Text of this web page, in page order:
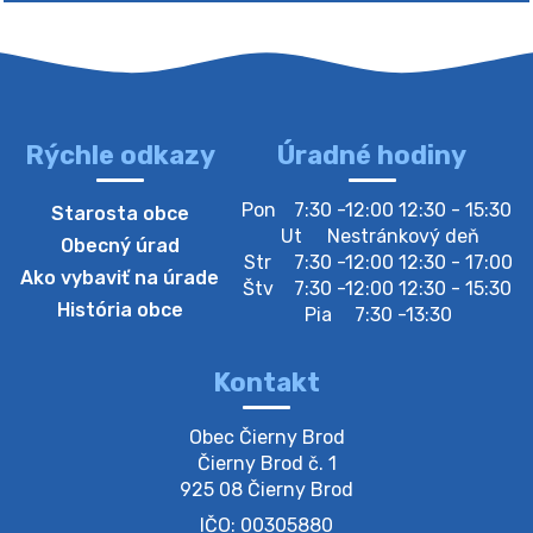
4. augusta 2026 10:05
Zberný dvor-Gyűjtőudvar
Oznamujeme obyvateľom, že v stredu 05. augusta
bude zberný dvor zatvorený. Értesítjük a lakosokat,
hogy szerdán augusztus 05-én a gyűjtőudvar zárva
lesz https://ciernybrod.sk?p=214…
Zber separovaného odpadu plastu-
Szeparált műanya…
Oznamujeme obyvateľom, že v stredu 05. augusta
prebehne zber separovaného odpadu plastu. Prosíme
obyvateľov, aby vrecia s odpadom vyložili pred dom už
Rýchle odkazy
Starosta obce
Obecný úrad
Ako vybaviť na úrade
História obce
Úradné hodiny
Pon
7:30 -12:00 12:30 - 15:30
Ut
Nestránkový deň
Str
7:30 -12:00 12:30 - 17:00
Štv
7:30 -12:00 12:30 - 15:30
Pia
7:30 -13:30
Kontakt
Obec Čierny Brod
Čierny Brod č. 1
925 08 Čierny Brod
IČO: 00305880